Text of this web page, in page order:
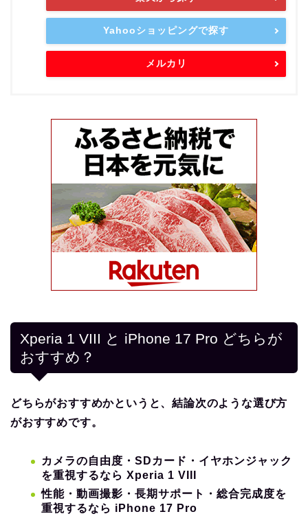
Yahooショッピングで探す
メルカリ
Xperia 1 VIII と iPhone 17 Pro どちらが
おすすめ？
どちらがおすすめかというと、結論次のような選び方
がおすすめです。
カメラの自由度・SDカード・イヤホンジャック
を重視するなら Xperia 1 VIII
性能・動画撮影・長期サポート・総合完成度を
重視するなら iPhone 17 Pro